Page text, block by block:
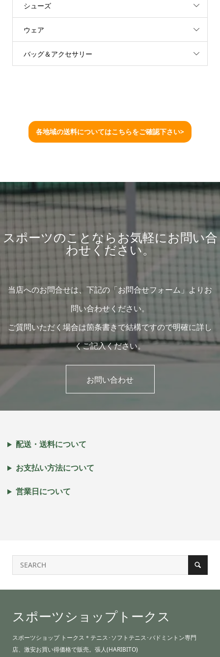
シューズ
ウェア
バッグ＆アクセサリー
各地域の送料についてはこちらをご確認下さい>
スポーツのことならお気軽にお問い合
わせください。
当店へのお問合せは、下記の「お問合せフォーム」よりお
問い合わせください。
ご質問いただく場合は箇条書きで結構ですので明確に詳し
くご記入ください。
お問い合わせ
配送・送料について
お支払い方法について
営業日について
スポーツショップトークス
スポーツショップ トークス＊テニス･ソフトテニス･バドミントン専門
店、激安お買い得価格で販売。張人(HARIBITO)